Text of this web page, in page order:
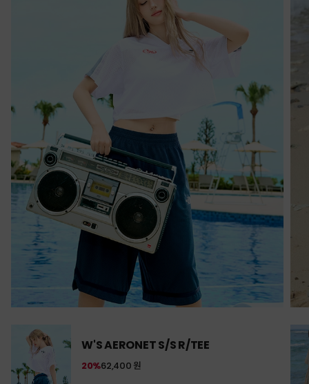
W'S AERONET S/S R/TEE
62,400 원
20%